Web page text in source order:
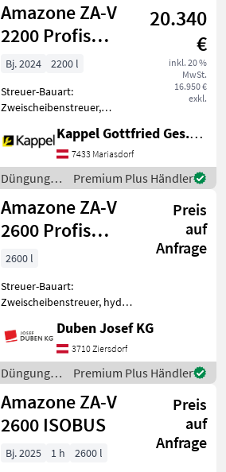
910 mm mit Reibk
Beregnung
/ Amazone
Amazone ZA-V
2200 Profis
Tronic -
20.340
€
inkl. 20 %
MwSt.
16.950 €
exkl.
Bj. 2024
2200 l
Streuer-Bauart:
Zweischeibenstreuer,
AMAZONE ZA-V 2200 Profis
Tronic • Neumaschine •
Profis-Wiegesystem •
Streuteller V-Set 2: 18 - 28 m
• G
Kappel Gottfried Ges.m.b.H.
7433 Mariasdorf
Düngung
und
Beregnung
/ Amazone
Premium Plus Händler
Amazone ZA-V
2600 Profis
Hydro
Preis
auf
Anfrage
2600 l
Streuer-Bauart:
Zweischeibenstreuer, hydr.
Grenzstreueinrichtung,
Streumengenverstellung
Wiegetechnikstreuer mit
Hydroantrieb,
Behälterinhalt 2600 Liter,
Ab
Duben Josef KG
3710 Ziersdorf
Düngung
und
Beregnung
/ Amazone
Premium Plus Händler
Amazone ZA-V
2600 ISOBUS
Preis
auf
Anfrage
Bj. 2025 1 h
2600 l